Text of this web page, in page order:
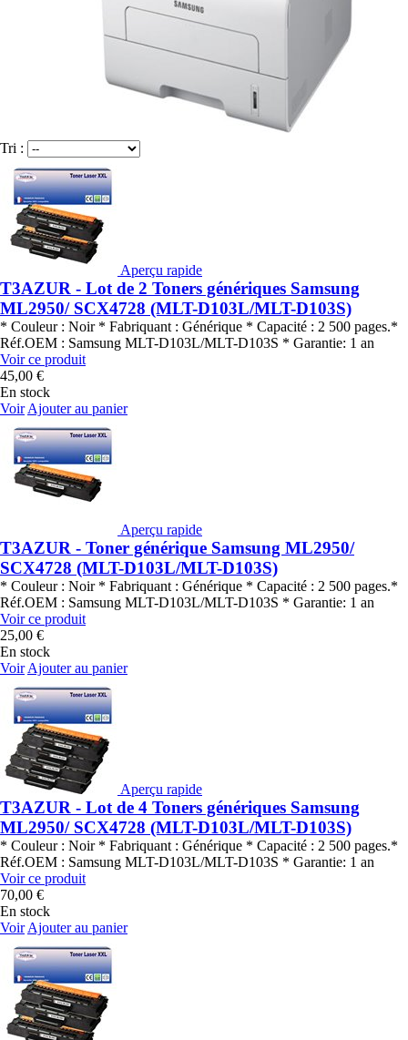
Tri :
Aperçu rapide
T3AZUR - Lot de 2 Toners génériques Samsung
ML2950/ SCX4728 (MLT-D103L/MLT-D103S)
* Couleur : Noir * Fabriquant : Générique * Capacité : 2 500 pages.*
Réf.OEM : Samsung MLT-D103L/MLT-D103S * Garantie: 1 an
Voir ce produit
45,00 €
En stock
Voir Ajouter au panier
Aperçu rapide
T3AZUR - Toner générique Samsung ML2950/
SCX4728 (MLT-D103L/MLT-D103S)
* Couleur : Noir * Fabriquant : Générique * Capacité : 2 500 pages.*
Réf.OEM : Samsung MLT-D103L/MLT-D103S * Garantie: 1 an
Voir ce produit
25,00 €
En stock
Voir Ajouter au panier
Aperçu rapide
T3AZUR - Lot de 4 Toners génériques Samsung
ML2950/ SCX4728 (MLT-D103L/MLT-D103S)
* Couleur : Noir * Fabriquant : Générique * Capacité : 2 500 pages.*
Réf.OEM : Samsung MLT-D103L/MLT-D103S * Garantie: 1 an
Voir ce produit
70,00 €
En stock
Voir Ajouter au panier